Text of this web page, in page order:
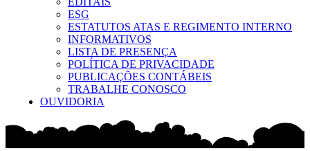
ESG
ESTATUTOS ATAS E REGIMENTO INTERNO
INFORMATIVOS
LISTA DE PRESENÇA
POLÍTICA DE PRIVACIDADE
PUBLICAÇÕES CONTÁBEIS
TRABALHE CONOSCO
OUVIDORIA